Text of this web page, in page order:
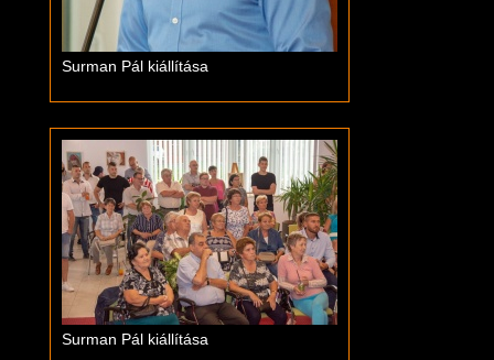
Surman Pál kiállítása
Surman Pál kiállítása